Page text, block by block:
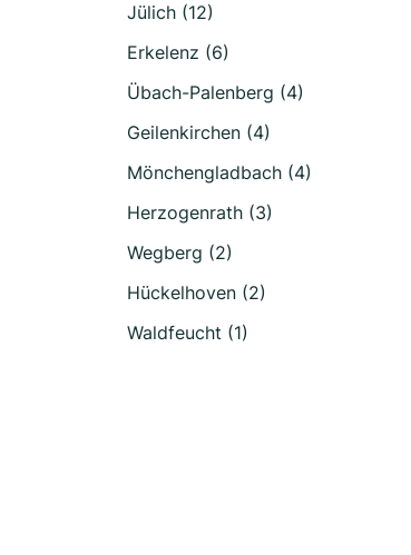
Jülich (12)
Erkelenz (6)
Übach-Palenberg (4)
Geilenkirchen (4)
Mönchengladbach (4)
Herzogenrath (3)
Wegberg (2)
Hückelhoven (2)
Waldfeucht (1)